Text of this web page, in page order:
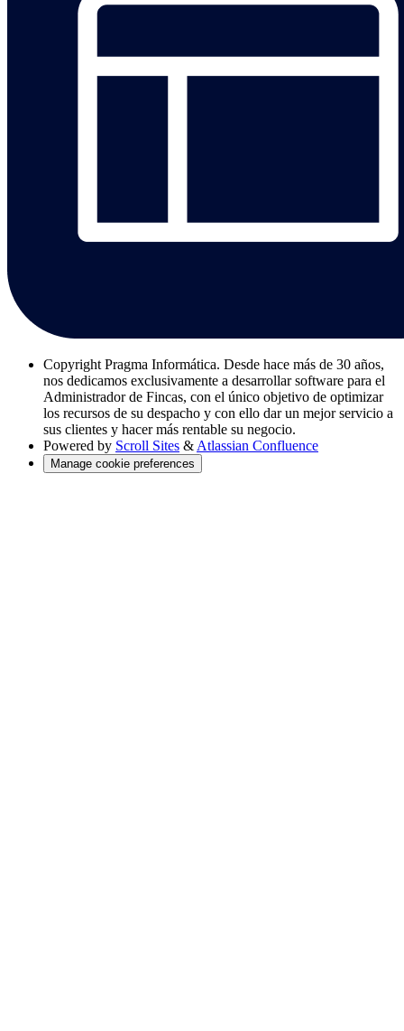
Copyright Pragma Informática. Desde hace más de 30 años,
nos dedicamos exclusivamente a desarrollar software para el
Administrador de Fincas, con el único objetivo de optimizar
los recursos de su despacho y con ello dar un mejor servicio a
sus clientes y hacer más rentable su negocio.
Powered by Scroll Sites &Atlassian Confluence
Manage cookie preferences